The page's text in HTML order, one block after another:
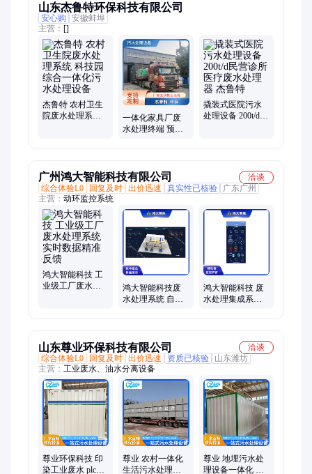
山东杰鲁特环保科技有限公司
安心购
安徽蚌埠
主营： []
杰鲁特 农村卫生
院废水处理系统
一体化家具厂废
水处理终端 预制
撬装式医院污水
处理设备 200t/d民
广州鸿大智能科技有限公司
洽谈
综合体验L0
回复及时 出价迅速 真实性已核验
广东广州
主营： 动环监控系统
鸿大智能科技 工
业级工厂废水处
鸿大智能科技废
水处理系统 自动
鸿大智能科技 废
水处理集成系统
山东尊业环保科技有限公司
洽谈
综合体验L0
回复及时 出价迅速 资质已核验
山东潍坊
主营： 工业废水、油水分离设备
尊业环保科技 印
染工业废水 plc污
尊业 农村一体化
生活污水处理设
尊业 地埋污水处
理设备一体化 规